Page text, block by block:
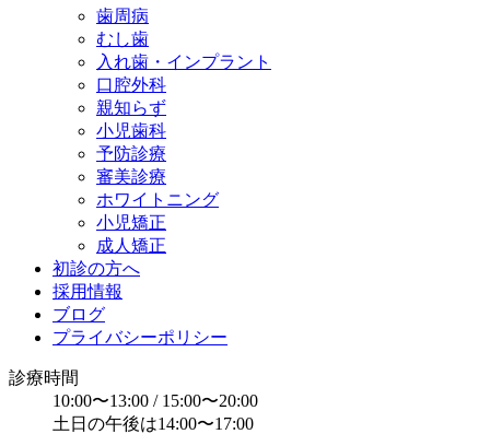
歯周病
むし歯
入れ歯・インプラント
口腔外科
親知らず
小児歯科
予防診療
審美診療
ホワイトニング
小児矯正
成人矯正
初診の方へ
採用情報
ブログ
プライバシーポリシー
診療時間
10:00〜13:00 / 15:00〜20:00
土日の午後は14:00〜17:00